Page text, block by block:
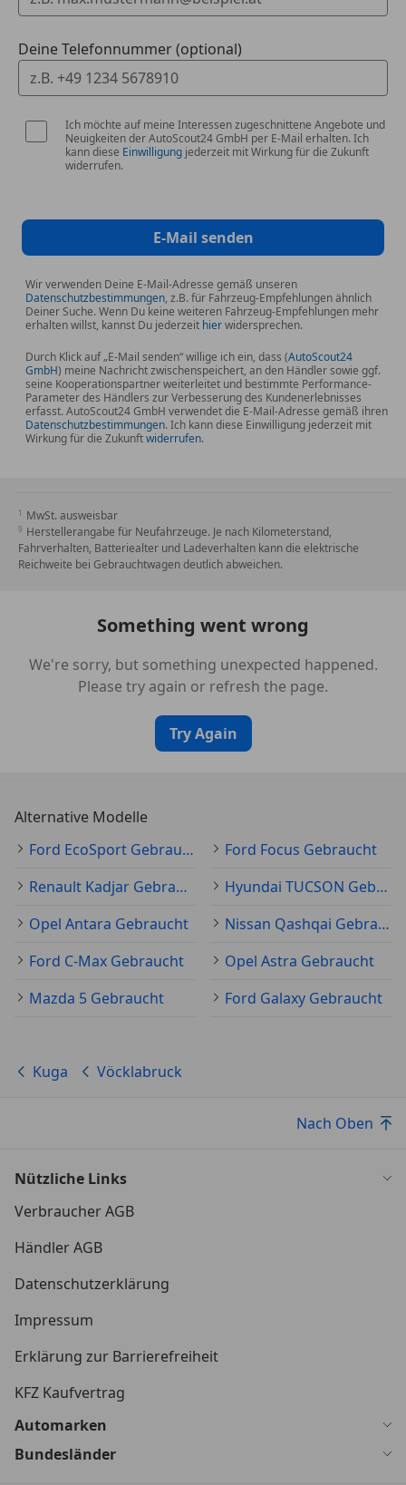
Deine Telefonnummer (optional)
Ich möchte auf meine Interessen zugeschnittene Angebote und
Neuigkeiten der AutoScout24 GmbH per E-Mail erhalten. Ich
kann diese Einwilligung jederzeit mit Wirkung für die Zukunft
widerrufen.
E-Mail senden
Wir verwenden Deine E-Mail-Adresse gemäß unseren
Datenschutzbestimmungen, z.B. für Fahrzeug-Empfehlungen ähnlich
Deiner Suche. Wenn Du keine weiteren Fahrzeug-Empfehlungen mehr
erhalten willst, kannst Du jederzeit hierwidersprechen.
Durch Klick auf „E-Mail senden“ willige ich ein, dass (AutoScout24
GmbH) meine Nachricht zwischenspeichert, an den Händler sowie ggf.
seine Kooperationspartner weiterleitet und bestimmte Performance-
Parameter des Händlers zur Verbesserung des Kundenerlebnisses
erfasst. AutoScout24 GmbH verwendet die E-Mail-Adresse gemäß ihren
Datenschutzbestimmungen. Ich kann diese Einwilligung jederzeit mit
Wirkung für die Zukunftwiderrufen.
MwSt. ausweisbar
Herstellerangabe für Neufahrzeuge. Je nach Kilometerstand,
Fahrverhalten, Batteriealter und Ladeverhalten kann die elektrische
Reichweite bei Gebrauchtwagen deutlich abweichen.
Something went wrong
We're sorry, but something unexpected happened.
Please try again or refresh the page.
Try Again
Alternative Modelle
Ford EcoSport Gebraucht
Ford Focus Gebraucht
Renault Kadjar Gebraucht
Hyundai TUCSON Gebraucht
Opel Antara Gebraucht
Nissan Qashqai Gebraucht
Ford C-Max Gebraucht
Opel Astra Gebraucht
Mazda 5 Gebraucht
Ford Galaxy Gebraucht
Kuga Vöcklabruck
Nach Oben
Nützliche Links
Verbraucher AGB
Händler AGB
Datenschutzerklärung
Impressum
Erklärung zur Barrierefreiheit
KFZ Kaufvertrag
Automarken
Bundesländer